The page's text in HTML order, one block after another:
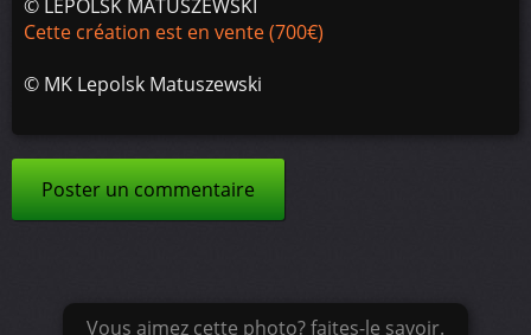
© LEPOLSK MATUSZEWSKI
Cette création est en vente (700€)
© MK Lepolsk Matuszewski
Poster un commentaire
Vous aimez cette photo? faites-le savoir.